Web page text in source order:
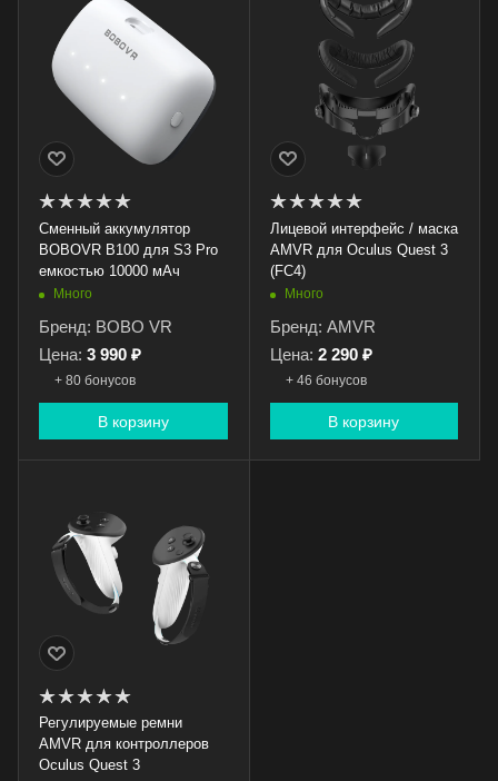
Сменный аккумулятор
BOBOVR B100 для S3 Pro
емкостью 10000 мАч
Много
Бренд: BOBO VR
Цена: 3 990 ₽
+ 80 бонусов
В корзину
Лицевой интерфейс / маска
AMVR для Oculus Quest 3
(FC4)
Много
Бренд: AMVR
Цена: 2 290 ₽
+ 46 бонусов
В корзину
Регулируемые ремни
AMVR для контроллеров
Oculus Quest 3